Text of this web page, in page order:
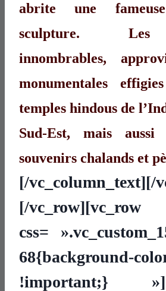
abrite une
sculpture. Les
innombrables,
monumentales
temples hindous de
Sud-Est, mais aussi
souvenirs chalands et
[/vc_column_text][/
[/vc_row][vc_row
css=
68{background-
!important;}